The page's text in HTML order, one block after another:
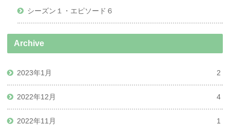
シーズン１・エピソード６
Archive
2023年1月 2
2022年12月 4
2022年11月 1